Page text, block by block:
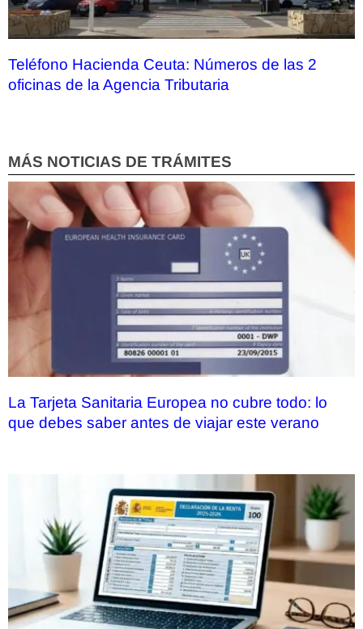
Teléfono Hacienda Ceuta: Números de las 2
oficinas de la Agencia Tributaria
MÁS NOTICIAS DE TRÁMITES
La Tarjeta Sanitaria Europea no cubre todo: lo
que debes saber antes de viajar este verano